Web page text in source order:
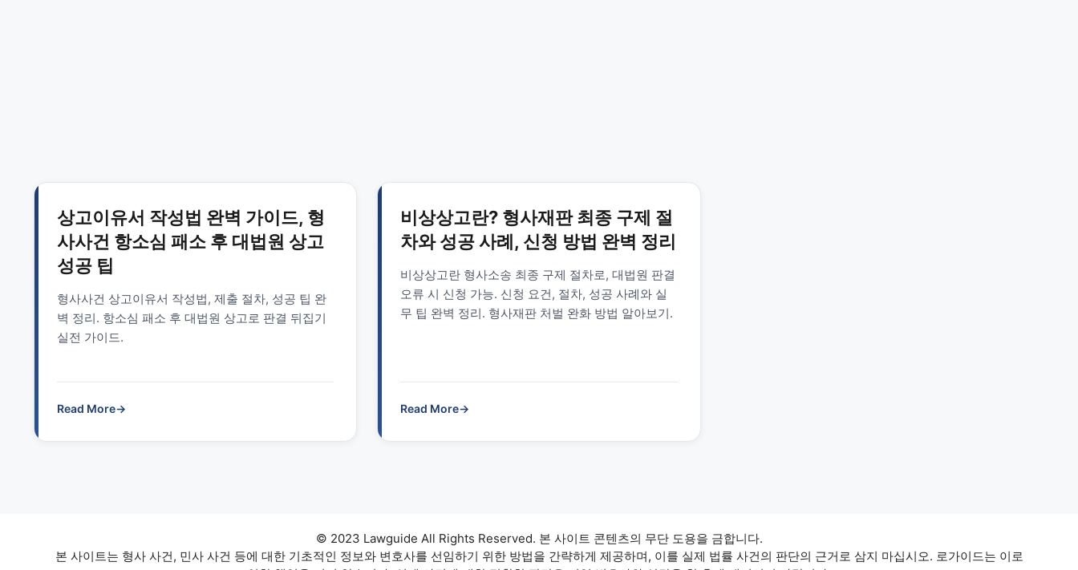
상고이유서 작성법 완벽 가이드, 형
사사건 항소심 패소 후 대법원 상고
성공 팁
형사사건 상고이유서 작성법, 제출 절차, 성공 팁 완
벽 정리. 항소심 패소 후 대법원 상고로 판결 뒤집기
실전 가이드.
Read More→
비상상고란? 형사재판 최종 구제 절
차와 성공 사례, 신청 방법 완벽 정리
비상상고란 형사소송 최종 구제 절차로, 대법원 판결
오류 시 신청 가능. 신청 요건, 절차, 성공 사례와 실
무 팁 완벽 정리. 형사재판 처벌 완화 방법 알아보기.
Read More→
© 2023 Lawguide All Rights Reserved. 본 사이트 콘텐츠의 무단 도용을 금합니다.
본 사이트는 형사 사건, 민사 사건 등에 대한 기초적인 정보와 변호사를 선임하기 위한 방법을 간략하게 제공하며, 이를 실제 법률 사건의 판단의 근거로 삼지 마십시오. 로가이드는 이로